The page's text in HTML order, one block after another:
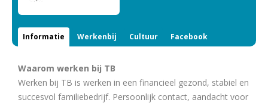
Informatie Werkenbij Cultuur Facebook
Waarom werken bij TB
Werken bij TB is werken in een financieel gezond, stabiel en
succesvol familiebedrijf. Persoonlijk contact, aandacht voor